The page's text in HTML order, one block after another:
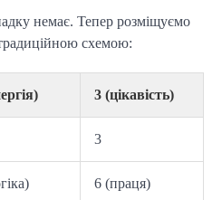
немає. Тепер розміщуємо
традиційною схемою:
3 (цікавість)
3
6 (праця)